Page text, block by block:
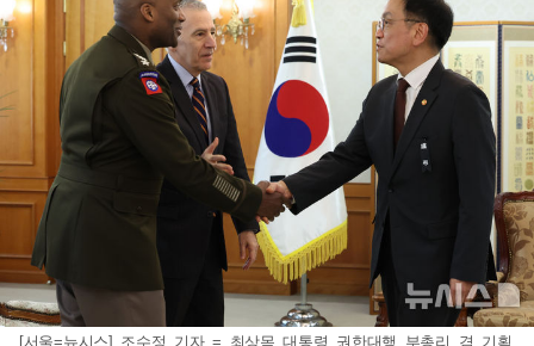
[서울=뉴시스] 조수정 기자 = 최상목 대통령 권한대행 부총리 겸 기획